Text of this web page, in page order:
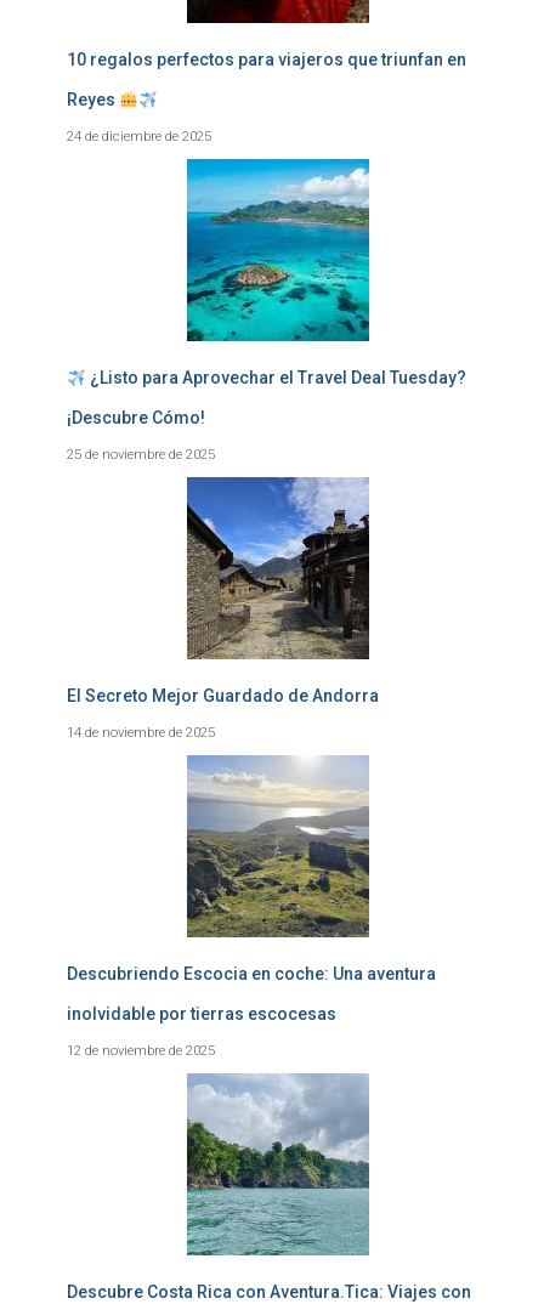
10 regalos perfectos para viajeros que triunfan en
Reyes
24 de diciembre de 2025
¿Listo para Aprovechar el Travel Deal Tuesday?
¡Descubre Cómo!
25 de noviembre de 2025
El Secreto Mejor Guardado de Andorra
14 de noviembre de 2025
Descubriendo Escocia en coche: Una aventura
inolvidable por tierras escocesas
12 de noviembre de 2025
Descubre Costa Rica con Aventura.Tica: Viajes con